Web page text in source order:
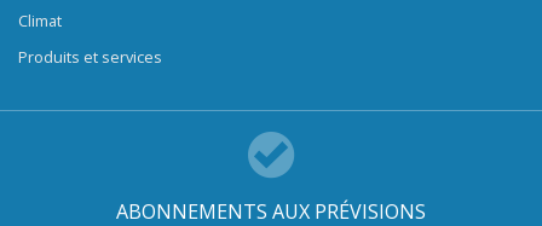
Climat
Produits et services
ABONNEMENTS AUX PRÉVISIONS